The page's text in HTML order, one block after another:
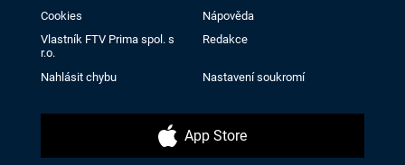
Cookies
Nápověda
Vlastník FTV Prima spol. s
r.o.
Redakce
Nahlásit chybu Nastavení soukromí
App Store